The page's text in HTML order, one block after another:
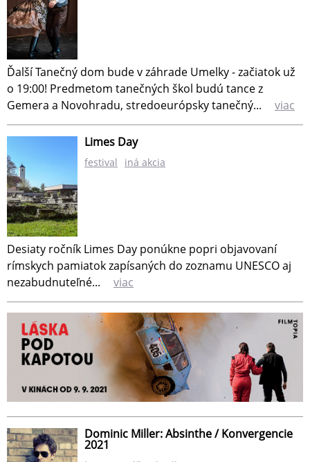
Ďalší Tanečný dom bude v záhrade Umelky - začiatok už
o 19:00! Predmetom tanečných škol budú tance z
Gemera a Novohradu, stredoeurópsky tanečný...
viac
Limes Day
festival iná akcia
Desiaty ročník Limes Day ponúkne popri objavovaní
rímskych pamiatok zapísaných do zoznamu UNESCO aj
nezabudnuteľné...
viac
Dominic Miller: Absinthe / Konvergencie
2021